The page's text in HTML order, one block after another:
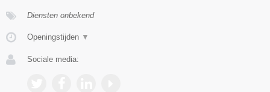
Diensten onbekend
Openingstijden ▼
Sociale media: